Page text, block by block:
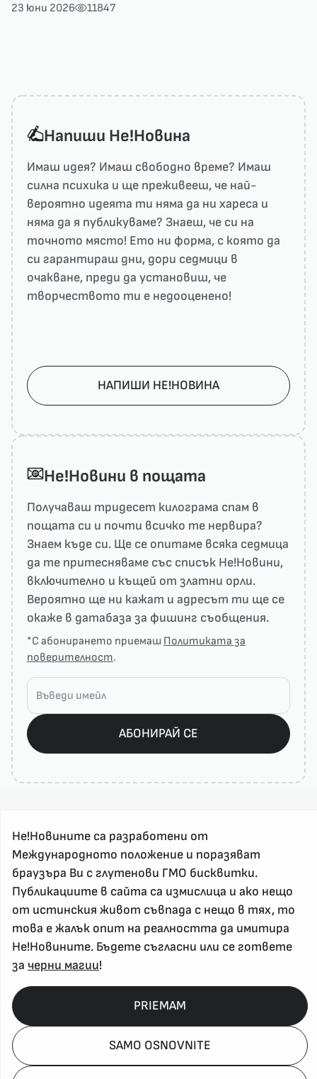
23 юни 2026 11847
Напиши He!Новина
Имаш идея? Имаш свободно време? Имаш
силна психика и ще преживееш, че най-
вероятно идеята ти няма да ни харесa и
няма да я публикуваме? Знаеш, че си на
точното място! Ето ни форма, с която да
си гарантираш дни, дори седмици в
очакване, преди да установиш, че
творчеството ти е недооценено!
НАПИШИ НЕ!НОВИНА
He!Новини в пощата
Получаваш тридесет килограма спам в
пощата си и почти всичко те нервира?
Знаем къде си. Ще се опитаме всяка седмица
да те притесняваме със списък He!Новини,
включително и къщей от златни орли.
Вероятно ще ни кажат и адресът ти ще се
окаже в датабаза за фишинг съобщения.
*С абонирането приемаш Политиката за
поверителност.
АБОНИРАЙ СЕ
За реклама и връзка с нас, пишете на
nenovinite@gmail.com
Контакт
За нас
Напиши Не!Новина
Абонирай се
Policy, Rights, etc 2026
Не!Новините са разработени от
Международното положение и поразяват
браузъра Ви с глутенови ГМО бисквитки.
Публикациите в сайта са измислица и ако нещо
от истинския живот съвпада с нещо в тях, то
това е жалък опит на реалността да имитира
Не!Новините. Бъдете съгласни или се гответе
за черни магии!
SAMO OSNOVNITE
PRIEMAM